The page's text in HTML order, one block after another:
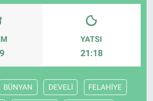
YATSI
21:18
BÜNYAN DEVELİ FELAHİYE